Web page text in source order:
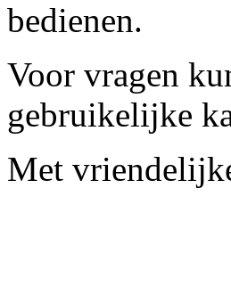
bedienen.
Voor vragen
gebruikelijke
Met